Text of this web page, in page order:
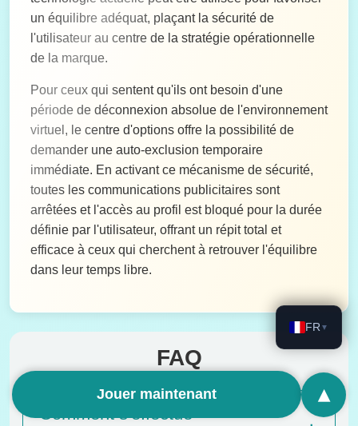
un équilibre adéquat, plaçant la sécurité de
l'utilisateur au centre de la stratégie opérationnelle
de la marque.
Pour ceux qui sentent qu'ils ont besoin d'une
période de déconnexion absolue de l'environnement
virtuel, le centre d'options offre la possibilité de
demander une auto-exclusion temporaire
immédiate. En activant ce mécanisme de sécurité,
toutes les communications publicitaires sont
arrêtées et l'accès au profil est bloqué pour la durée
définie par l'utilisateur, offrant un répit total et
efficace à ceux qui cherchent à retrouver l'équilibre
dans leur temps libre.
FAQ
Comment s'effectue
Jouer maintenant ▴
FR ▼